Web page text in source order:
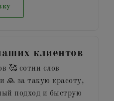
клиентов
🥰 сотни слов
🙏 за такую красоту,
подход и быструю